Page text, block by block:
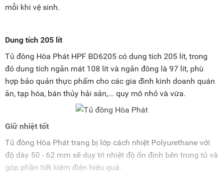
mỗi khi vệ sinh.
Dung tích 205 lít
Tủ đông Hòa Phát HPF BD6205 có dung tích 205 lít, trong
đó dung tích ngăn mát 108 lít và ngăn đông là 97 lít, phù
hợp bảo quản thực phẩm cho các gia đình kinh doanh quán
ăn, tạp hóa, bán thủy hải sản,... quy mô nhỏ và vừa.
Giữ nhiệt tốt
Tủ đông Hòa Phát trang bị lớp cách nhiệt Polyurethane với
độ dày 50 - 62 mm sẽ duy trì nhiệt độ ổn định bên trong tủ và
góp phần tiết kiệm điện hiệu quả.